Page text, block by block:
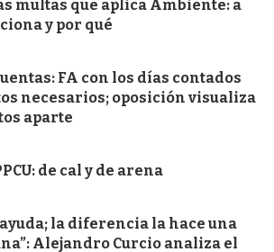
multas que aplica Ambiente: a
y por qué
FA con los días contados
necesarios; oposición visualiza
aparte
de cal y de arena
la diferencia la hace una
Alejandro Curcio analiza el